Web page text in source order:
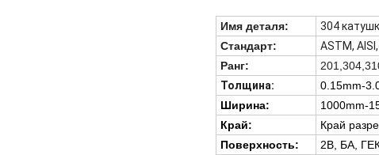
Имя деталя:
304
Стандарт:
ASTM, AISI,
Ранг:
Толщина:
0.15mm-
Ширина:
1000mm-
Край:
Край
Поверхность:
2B, БА,